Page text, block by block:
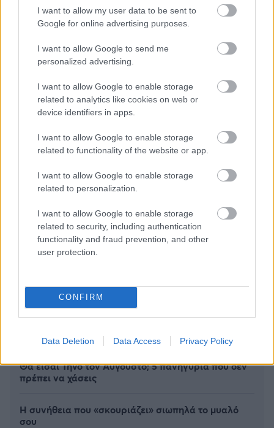
I want to allow my user data to be sent to
Google for online advertising purposes.
I want to allow Google to send me
personalized advertising.
I want to allow Google to enable storage
related to analytics like cookies on web or
device identifiers in apps.
I want to allow Google to enable storage
related to functionality of the website or app.
I want to allow Google to enable storage
related to personalization.
I want to allow Google to enable storage
related to security, including authentication
functionality and fraud prevention, and other
user protection.
CONFIRM
Data Deletion Data Access Privacy Policy
Η χώρα που ζει το δημογραφικό μας μέλλον
Φοιτητική Στέγη: Όσα πρέπει να ξέρετε πριν
νοικιάσετε σπίτι
τρόπος ζωής
Θα είσαι Τήνο τον Αύγουστο; 5 πανηγύρια που δεν
πρέπει να χάσεις
Η συνήθεια που «σκουριάζει» σιωπηλά το μυαλό
σου